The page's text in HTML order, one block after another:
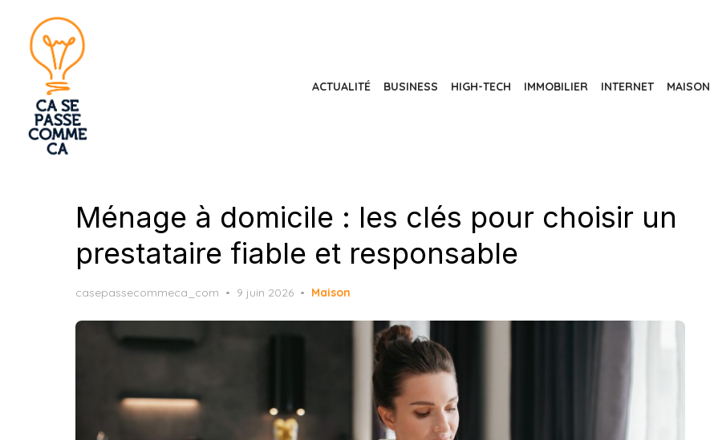
ACTUALITÉ BUSINESS HIGH-TECH IMMOBILIER INTERNET MAISON
Ménage à domicile : les clés pour choisir un
prestataire fiable et responsable
casepassecommeca_com
Posted
9 juin 2026 Maison